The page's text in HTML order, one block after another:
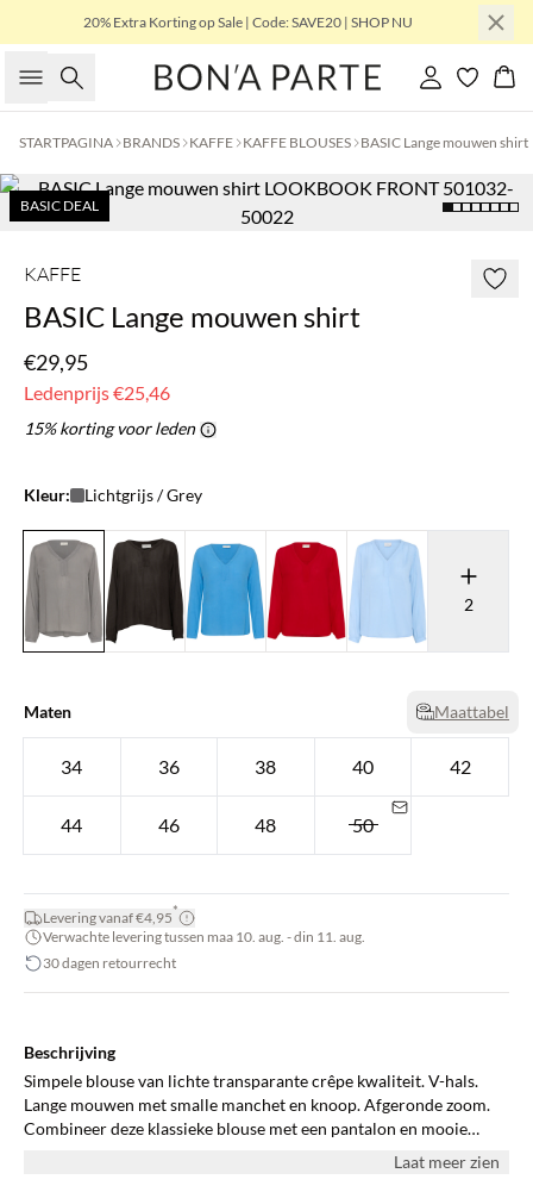
20% Extra Korting op Sale | Code: SAVE20 | SHOP NU
Zoeken Inloggen
STARTPAGINA BRANDS KAFFE KAFFE BLOUSES BASIC Lange mouwen shirt
BASIC DEAL
KAFFE
BASIC Lange mouwen shirt
€29,95
Ledenprijs€25,46
15% korting voor leden
Kleur: Lichtgrijs / Grey
2
Maten Maattabel
34 36 38 40 42
44 46 48 50
Levering vanaf €4,95*
Verwachte levering tussen maa 10. aug. - din 11. aug.
30 dagen retourrecht
Beschrijving
Simpele blouse van lichte transparante crêpe kwaliteit. V-hals.
Lange mouwen met smalle manchet en knoop. Afgeronde zoom.
Combineer deze klassieke blouse met een pantalon en mooie
lakschoenen, zo krijgt u een gesofisticeerde outfit voor het werk.
Laat meer zien